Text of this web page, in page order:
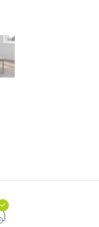
4 plazas